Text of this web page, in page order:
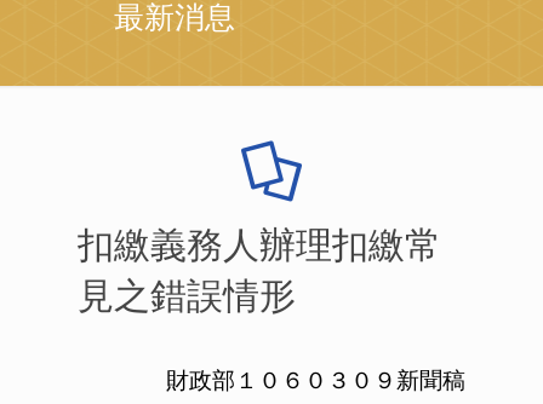
最新消息
扣繳義務人辦理扣繳常
見之錯誤情形
財政部１０６０３０９新聞稿